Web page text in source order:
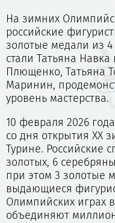
На зимних
российские
золотые медали из
стали Татьяна
Плющенко, Татьяна
Маринин,
уровень мастерства.
10 февраля 2026
со дня открытия XX
Турине. Российские
золотых, 6
при этом 3 золотые
выдающиеся
Олимпийских играх
объединяют